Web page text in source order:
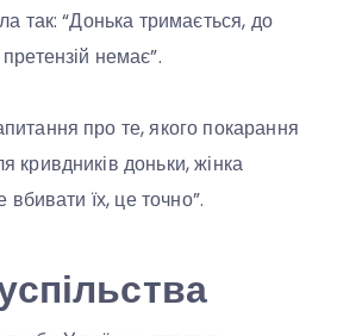
так: “Донька тримається, до
немає”.
про те, якого покарання
кривдників доньки, жінка
вбивати їх, це точно”.